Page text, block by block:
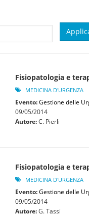
Fisiopatologia e
MEDICINA D'URGENZA
Evento:Gestione delle
09/05/2014
Autore:C. Pierli
Fisiopatologia e
MEDICINA D'URGENZA
Evento:Gestione delle
09/05/2014
Autore:G. Tassi